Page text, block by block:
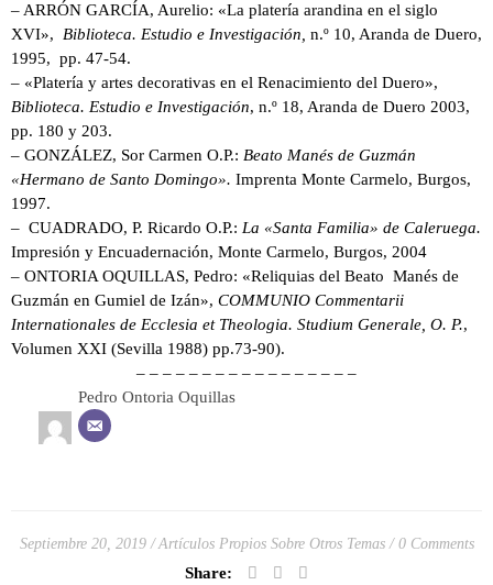
– ARRÓN GARCÍA, Aurelio: «La platería arandina en el siglo
XVI», Biblioteca. Estudio e Investigación, n.º 10, Aranda de Duero,
1995, pp. 47-54.
– «Platería y artes decorativas en el Renacimiento del Duero»,
Biblioteca. Estudio e Investigación, n.º 18, Aranda de Duero 2003,
pp. 180 y 203.
– GONZÁLEZ, Sor Carmen O.P.: Beato Manés de Guzmán
«Hermano de Santo Domingo». Imprenta Monte Carmelo, Burgos,
1997.
– CUADRADO, P. Ricardo O.P.: La «Santa Familia» de Caleruega.
Impresión y Encuadernación, Monte Carmelo, Burgos, 2004
– ONTORIA OQUILLAS, Pedro: «Reliquias del Beato Manés de
Guzmán en Gumiel de Izán», COMMUNIO Commentarii
Internationales de Ecclesia et Theologia. Studium Generale, O. P.,
Volumen XXI (Sevilla 1988) pp.73-90).
– – – – – – – – – – – – – – – – –
Pedro Ontoria Oquillas
Septiembre 20, 2019 Artículos Propios Sobre Otros Temas 0 Comments
Share: